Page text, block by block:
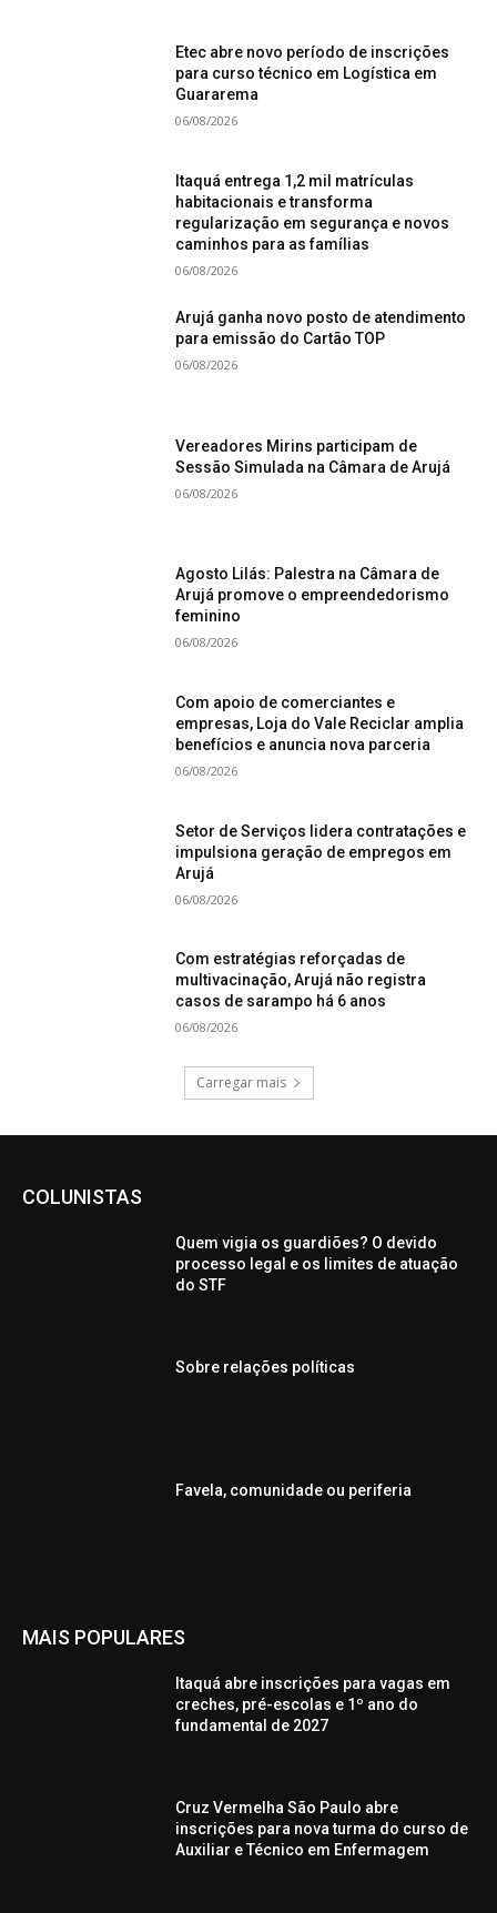
Etec abre novo período de inscrições
para curso técnico em Logística em
Guararema
06/08/2026
Itaquá entrega 1,2 mil matrículas
habitacionais e transforma
regularização em segurança e novos
caminhos para as famílias
06/08/2026
Arujá ganha novo posto de atendimento
para emissão do Cartão TOP
06/08/2026
Vereadores Mirins participam de
Sessão Simulada na Câmara de Arujá
06/08/2026
Agosto Lilás: Palestra na Câmara de
Arujá promove o empreendedorismo
feminino
06/08/2026
Com apoio de comerciantes e
empresas, Loja do Vale Reciclar amplia
benefícios e anuncia nova parceria
06/08/2026
Setor de Serviços lidera contratações e
impulsiona geração de empregos em
Arujá
06/08/2026
Com estratégias reforçadas de
multivacinação, Arujá não registra
casos de sarampo há 6 anos
06/08/2026
Carregar mais
COLUNISTAS
Quem vigia os guardiões? O devido
processo legal e os limites de atuação
do STF
Sobre relações políticas
Favela, comunidade ou periferia
MAIS POPULARES
Itaquá abre inscrições para vagas em
creches, pré-escolas e 1º ano do
fundamental de 2027
Cruz Vermelha São Paulo abre
inscrições para nova turma do curso de
Auxiliar e Técnico em Enfermagem